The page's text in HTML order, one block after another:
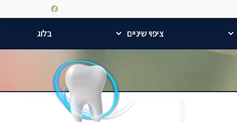
ציפוי שיניים בלוג